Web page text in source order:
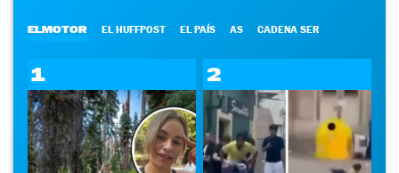
ELMOTOR EL HUFFPOST EL PAÍS AS CADENA SER
1 2